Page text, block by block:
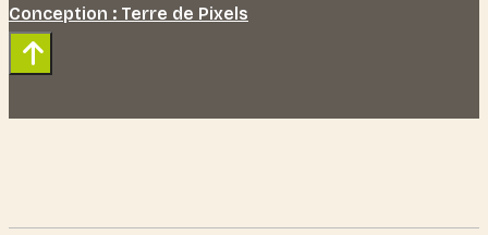
Conception : Terre de Pixels